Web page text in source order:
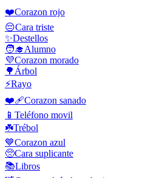
❤️Corazon rojo
😔Cara triste
✨Destellos
🧑‍🎓Alumno
💜Corazon morado
🌳 Árbol
⚡Rayo
❤️‍🩹Corazon sanado
📱 Teléfono movil
☘️Trébol
💙Corazon azul
🥺Cara suplicante
📚Libros